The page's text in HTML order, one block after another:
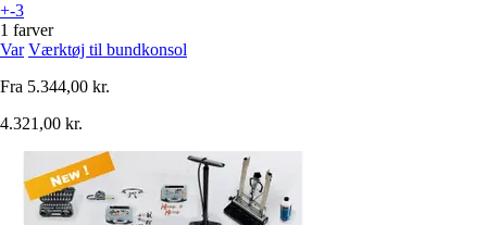
+-3
1 farver
Var Værktøj til bundkonsol
Fra 5.344,00 kr.
4.321,00 kr.